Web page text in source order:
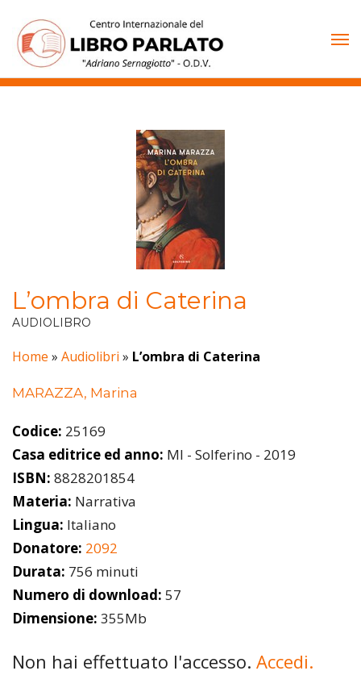
contenuto
L’ombra di Caterina
AUDIOLIBRO
Home » Audiolibri » L’ombra di Caterina
MARAZZA, Marina
Codice: 25169
Casa editrice ed anno: MI - Solferino - 2019
ISBN: 8828201854
Materia: Narrativa
Lingua: Italiano
Donatore: 2092
Durata: 756 minuti
Numero di download: 57
Dimensione: 355Mb
Non hai effettuato l'accesso. Accedi.